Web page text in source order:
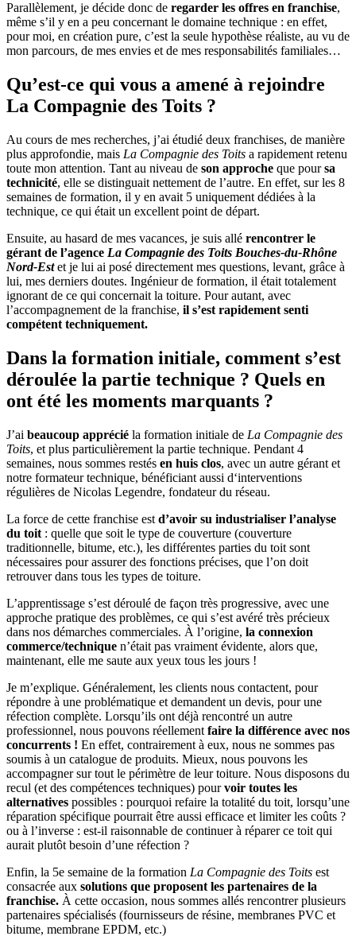
Parallèlement, je décide donc de regarder les offres en franchise,
même s’il y en a peu concernant le domaine technique : en effet,
pour moi, en création pure, c’est la seule hypothèse réaliste, au vu de
mon parcours, de mes envies et de mes responsabilités familiales…
Qu’est-ce qui vous a amené à rejoindre
La Compagnie des Toits ?
Au cours de mes recherches, j’ai étudié deux franchises, de manière
plus approfondie, mais La Compagnie des Toits a rapidement retenu
toute mon attention. Tant au niveau de son approche que poursa
technicité, elle se distinguait nettement de l’autre. En effet, sur les 8
semaines de formation, il y en avait 5 uniquement dédiées à la
technique, ce qui était un excellent point de départ.
Ensuite, au hasard de mes vacances, je suis allé rencontrer le
gérant de l’agence La Compagnie des Toits Bouches-du-Rhône
Nord-Estet je lui ai posé directement mes questions, levant, grâce à
lui, mes derniers doutes. Ingénieur de formation, il était totalement
ignorant de ce qui concernait la toiture. Pour autant, avec
l’accompagnement de la franchise, il s’est rapidement senti
compétent techniquement.
Dans la formation initiale, comment s’est
déroulée la partie technique ? Quels en
ont été les moments marquants ?
J’ai beaucoup apprécié la formation initiale de La Compagnie des
Toits, et plus particulièrement la partie technique. Pendant 4
semaines, nous sommes restés en huis clos, avec un autre gérant et
notre formateur technique, bénéficiant aussi d‘interventions
régulières de Nicolas Legendre, fondateur du réseau.
La force de cette franchise est d’avoir su industrialiser l’analyse
du toit : quelle que soit le type de couverture (couverture
traditionnelle, bitume, etc.), les différentes parties du toit sont
nécessaires pour assurer des fonctions précises, que l’on doit
retrouver dans tous les types de toiture.
L’apprentissage s’est déroulé de façon très progressive, avec une
approche pratique des problèmes, ce qui s’est avéré très précieux
dans nos démarches commerciales. À l’origine, la connexion
commerce/technique n’était pas vraiment évidente, alors que,
maintenant, elle me saute aux yeux tous les jours !
Je m’explique. Généralement, les clients nous contactent, pour
répondre à une problématique et demandent un devis, pour une
réfection complète. Lorsqu’ils ont déjà rencontré un autre
professionnel, nous pouvons réellement faire la différence avec nos
concurrents ! En effet, contrairement à eux, nous ne sommes pas
soumis à un catalogue de produits. Mieux, nous pouvons les
accompagner sur tout le périmètre de leur toiture. Nous disposons du
recul (et des compétences techniques) pourvoir toutes les
alternatives possibles : pourquoi refaire la totalité du toit, lorsqu’une
réparation spécifique pourrait être aussi efficace et limiter les coûts ?
ou à l’inverse : est-il raisonnable de continuer à réparer ce toit qui
aurait plutôt besoin d’une réfection ?
Enfin, la 5e semaine de la formation La Compagnie des Toits est
consacrée aux solutions que proposent les partenaires de la
franchise. À cette occasion, nous sommes allés rencontrer plusieurs
partenaires spécialisés (fournisseurs de résine, membranes PVC et
bitume, membrane EPDM, etc.)